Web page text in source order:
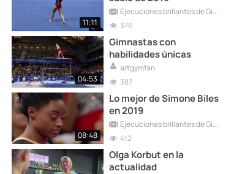
11:11
Ejecuciones brillantes de Gimnasia Artística Femenina
376
04:53
Gimnastas con
habilidades únicas
artgymfan
387
08:48
Lo mejor de Simone Biles
en 2019
Ejecuciones brillantes de Gimnasia Artística Femenina
412
Olga Korbut en la
actualidad